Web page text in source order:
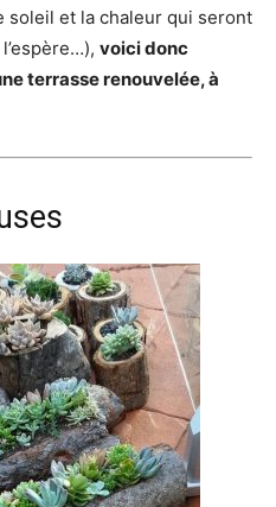
soleil et la chaleur qui seront
voici donc
terrasse renouvelée, à